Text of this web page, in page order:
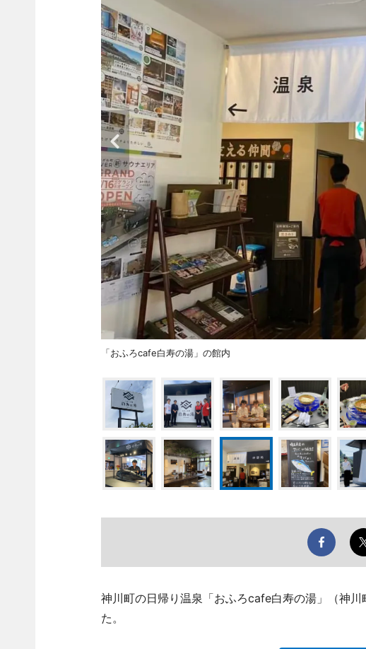
「おふろcafe白寿の湯」の館内
神川町の日帰り温泉「おふろcafe白寿の湯」（神
た。